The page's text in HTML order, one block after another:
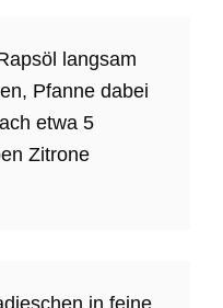
langsam
Pfanne dabei
etwa 5
Zitrone
in feine